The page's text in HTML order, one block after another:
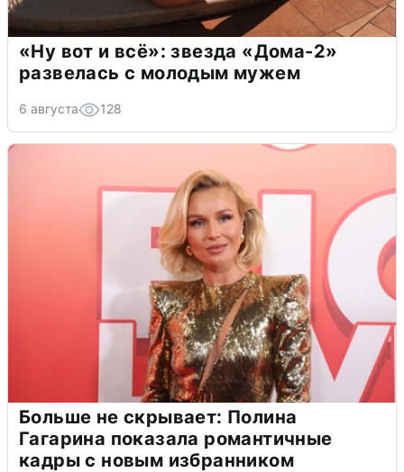
«Ну вот и всё»: звезда «Дома-2»
развелась с молодым мужем
6 августа 128
Больше не скрывает: Полина
Гагарина показала романтичные
кадры с новым избранником